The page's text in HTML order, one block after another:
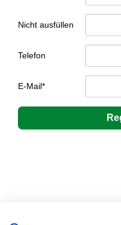
Nicht ausfüllen
Telefon
E-Mail*